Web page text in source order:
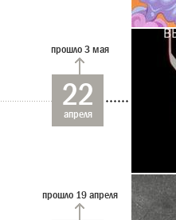
прошло 3 мая
22
апреля
прошло 19 апреля